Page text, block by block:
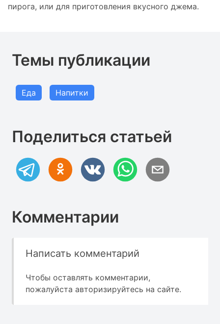
пирога, или для приготовления вкусного джема.
Темы публикации
Еда Напитки
Поделиться статьей
Комментарии
Написать комментарий
Чтобы оставлять комментарии,
пожалуйста авторизируйтесь на сайте.